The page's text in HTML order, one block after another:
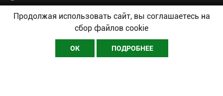
Продолжая использовать сайт, вы соглашаетесь на
сбор файлов cookie
ОК ПОДРОБНЕЕ